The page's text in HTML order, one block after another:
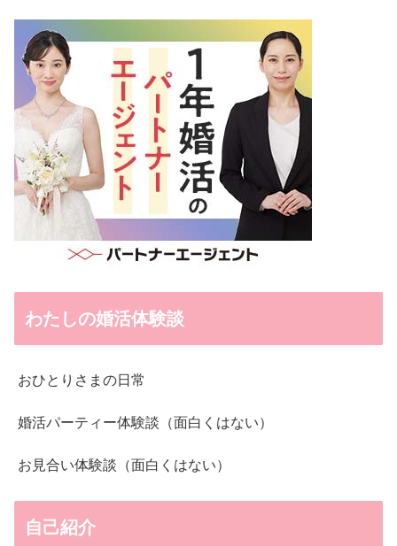
わたしの婚活体験談
おひとりさまの日常
婚活パーティー体験談（面白くはない）
お見合い体験談（面白くはない）
自己紹介